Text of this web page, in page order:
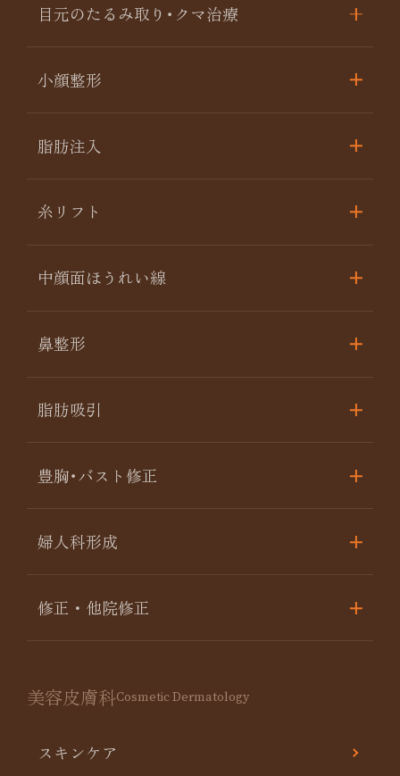
目元のたるみ取り･クマ治療
小顔整形
脂肪注入
糸リフト
中顔面ほうれい線
鼻整形
脂肪吸引
豊胸･バスト修正
婦人科形成
修正・他院修正
美容皮膚科Cosmetic Dermatology
スキンケア